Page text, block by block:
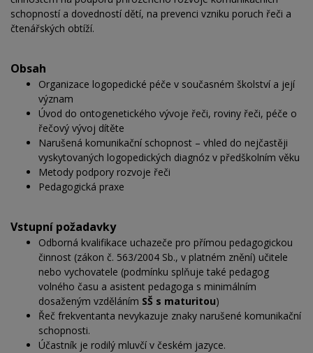
schopností a dovedností dětí, na prevenci vzniku poruch řeči a
čtenářských obtíží.
Obsah
Organizace logopedické péče v současném školství a její
význam
Úvod do ontogenetického vývoje řeči, roviny řeči, péče o
řečový vývoj dítěte
Narušená komunikační schopnost – vhled do nejčastěji
vyskytovaných logopedických diagnóz v předškolním věku
Metody podpory rozvoje řeči
Pedagogická praxe
Vstupní požadavky
Odborná kvalifikace uchazeče pro přímou pedagogickou
činnost (zákon č. 563/2004 Sb., v platném znění) učitele
nebo vychovatele (podmínku splňuje také pedagog
volného času a asistent pedagoga s minimálním
dosaženým vzděláním SŠ s maturitou)
Řeč frekventanta nevykazuje znaky narušené komunikační
schopnosti.
Účastník je rodilý mluvčí v českém jazyce.